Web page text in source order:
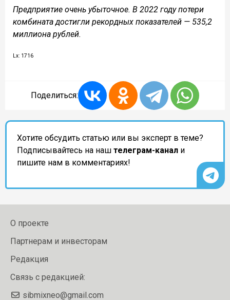
Предприятие очень убыточное. В 2022 году потери
комбината достигли рекордных показателей — 535,2
миллиона рублей.
Lx: 1716
Поделиться:
Хотите обсудить статью или вы эксперт в теме?
Подписывайтесь на наш телеграм-канал и
пишите нам в комментариях!
О проекте
Партнерам и инвесторам
Редакция
Связь с редакцией:
sibmixneo@gmail.com